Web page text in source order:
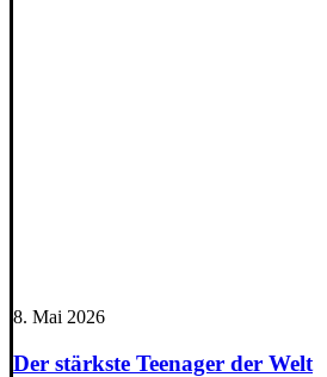
8. Mai 2026
Der stärkste Teenager der Welt